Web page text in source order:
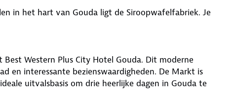
in het hart van Gouda ligt de Siroopwafelfabriek. Je
Western Plus City Hotel Gouda. Dit moderne
en interessante bezienswaardigheden. De Markt is
uitvalsbasis om drie heerlijke dagen in Gouda te